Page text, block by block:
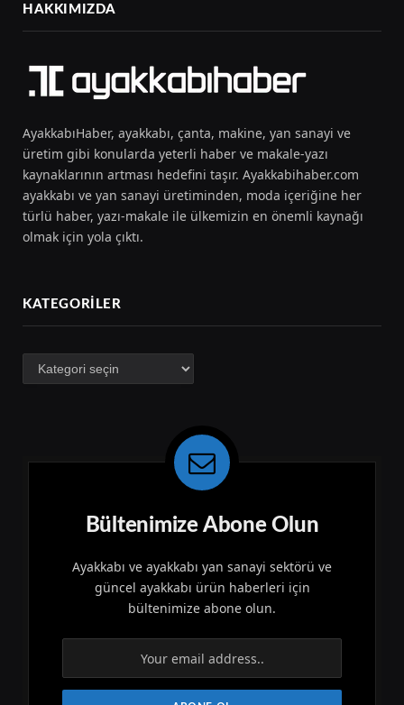
HAKKIMIZDA
AyakkabıHaber, ayakkabı, çanta, makine, yan sanayi ve
üretim gibi konularda yeterli haber ve makale-yazı
kaynaklarının artması hedefini taşır. Ayakkabihaber.com
ayakkabı ve yan sanayi üretiminden, moda içeriğine her
türlü haber, yazı-makale ile ülkemizin en önemli kaynağı
olmak için yola çıktı.
KATEGORILER
Kategoriler
Bültenimize Abone Olun
Ayakkabı ve ayakkabı yan sanayi sektörü ve
güncel ayakkabı ürün haberleri için
bültenimize abone olun.